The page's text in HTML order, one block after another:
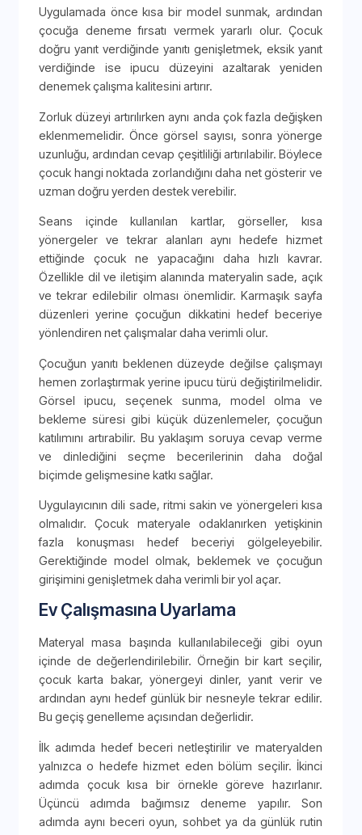
Uygulamada önce kısa bir model sunmak, ardından
çocuğa deneme fırsatı vermek yararlı olur. Çocuk
doğru yanıt verdiğinde yanıtı genişletmek, eksik yanıt
verdiğinde ise ipucu düzeyini azaltarak yeniden
denemek çalışma kalitesini artırır.
Zorluk düzeyi artırılırken aynı anda çok fazla değişken
eklenmemelidir. Önce görsel sayısı, sonra yönerge
uzunluğu, ardından cevap çeşitliliği artırılabilir. Böylece
çocuk hangi noktada zorlandığını daha net gösterir ve
uzman doğru yerden destek verebilir.
Seans içinde kullanılan kartlar, görseller, kısa
yönergeler ve tekrar alanları aynı hedefe hizmet
ettiğinde çocuk ne yapacağını daha hızlı kavrar.
Özellikle dil ve iletişim alanında materyalin sade, açık
ve tekrar edilebilir olması önemlidir. Karmaşık sayfa
düzenleri yerine çocuğun dikkatini hedef beceriye
yönlendiren net çalışmalar daha verimli olur.
Çocuğun yanıtı beklenen düzeyde değilse çalışmayı
hemen zorlaştırmak yerine ipucu türü değiştirilmelidir.
Görsel ipucu, seçenek sunma, model olma ve
bekleme süresi gibi küçük düzenlemeler, çocuğun
katılımını artırabilir. Bu yaklaşım soruya cevap verme
ve dinlediğini seçme becerilerinin daha doğal
biçimde gelişmesine katkı sağlar.
Uygulayıcının dili sade, ritmi sakin ve yönergeleri kısa
olmalıdır. Çocuk materyale odaklanırken yetişkinin
fazla konuşması hedef beceriyi gölgeleyebilir.
Gerektiğinde model olmak, beklemek ve çocuğun
girişimini genişletmek daha verimli bir yol açar.
Ev Çalışmasına Uyarlama
Materyal masa başında kullanılabileceği gibi oyun
içinde de değerlendirilebilir. Örneğin bir kart seçilir,
çocuk karta bakar, yönergeyi dinler, yanıt verir ve
ardından aynı hedef günlük bir nesneyle tekrar edilir.
Bu geçiş genelleme açısından değerlidir.
İlk adımda hedef beceri netleştirilir ve materyalden
yalnızca o hedefe hizmet eden bölüm seçilir. İkinci
adımda çocuk kısa bir örnekle göreve hazırlanır.
Üçüncü adımda bağımsız deneme yapılır. Son
adımda aynı beceri oyun, sohbet ya da günlük rutin